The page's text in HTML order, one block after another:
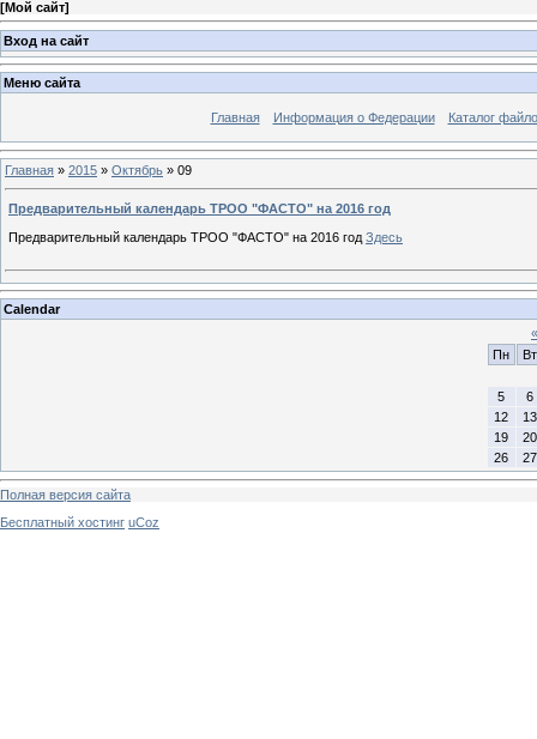
[Мой сайт]
Вход на сайт
Меню сайта
Главная Информация о Федерации Каталог
Главная » 2015 » Октябрь » 09
Предварительный календарь ТРОО "ФАСТО" на 2016 год
Предварительный календарь ТРОО "ФАСТО" на 2016 год Здесь
Calendar
«
Пн
Вт
5
6
12
13
19
20
26
27
Полная версия сайта
Бесплатный хостинг uCoz